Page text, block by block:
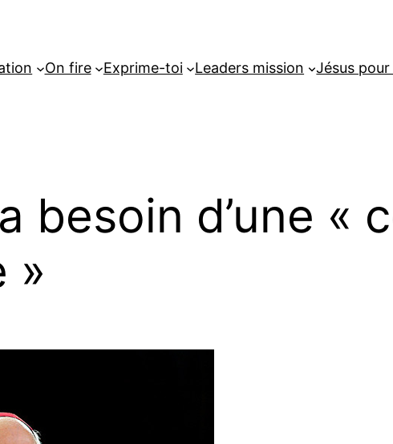
On fire Exprime-toi Leaders mission Jésus
besoin d’une «
»